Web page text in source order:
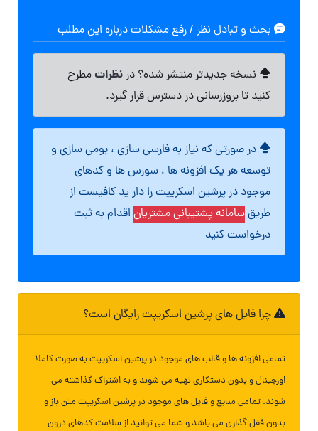
بحث و تبادل نظر / رفع مشکلات درباره این مطلب
نسخه جدیدتر منتشر شده؟ درنظراتمطرح
کنید تا بروزرسانی در دسترس قرار گیرد.
در صورتی که نیاز به فارسی سازی ، بومی سازی و
توسعه هر یک افزونه ها ، سورس ها و کدهای
موجود در پرشین اسکریپت را دار ید کافیست از
طریقسامانه پشتیبانی مشتریان اقدام به ثبت
درخواست کنید
چرا فایل های پرشین اسکریپت رایگان است؟
تمامی افزونه ها و قالب های موجود در پرشین اسکریپت به صورت کاملا
اورجینال و بدون دستکاری تهیه می شوند و به اشتراک گذاشته می
شوند. تمامی منابع و فایل های موجود در پرشین اسکریپت متن باز و
بدون قفل گذاری می باشد و شما می توانید از سلامت کدهای درون